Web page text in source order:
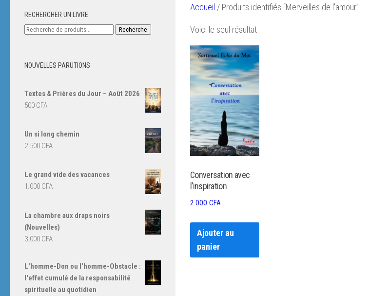
Accueil / Produits identifiés “Merveilles de l'amour”
Voici le seul résultat
Conversation avec
l’inspiration
2.000 CFA
Ajouter au
panier
RECHERCHER UN LIVRE
Recherche
Recherche
NOUVELLES PARUTIONS
Textes & Prières du Jour – Août 2026
500 CFA
Un si long chemin
2.500 CFA
Le grand vide des vacances
1.000 CFA
La chambre aux draps noirs
(Nouvelles)
3.000 CFA
L'homme-Don ou l'homme-Obstacle :
l'effet cumulé de la responsabilité
spirituelle au quotidien